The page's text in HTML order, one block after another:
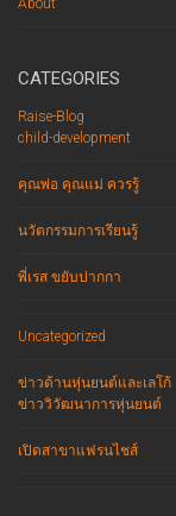
About
CATEGORIES
Raise-Blog
child-development
คุณพ่อ คุณแม่ ควรรู้
นวัตกรรมการเรียนรู้
พี่เรส ขยับปากกา
Uncategorized
ข่าวด้านหุ่นยนต์และเลโก้
ข่าววิวัฒนาการหุ่นยนต์
เปิดสาขาแฟรนไชส์